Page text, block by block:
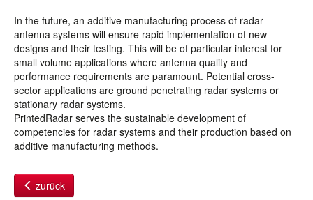
In the future, an additive manufacturing process of radar
antenna systems will ensure rapid implementation of new
designs and their testing. This will be of particular interest for
small volume applications where antenna quality and
performance requirements are paramount. Potential cross-
sector applications are ground penetrating radar systems or
stationary radar systems.
PrintedRadar serves the sustainable development of
competencies for radar systems and their production based on
additive manufacturing methods.
zurück